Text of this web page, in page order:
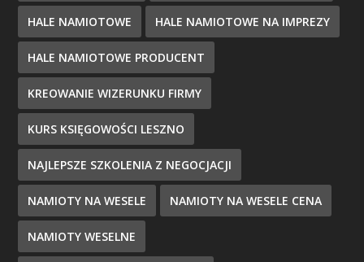
HALE NAMIOTOWE HALE NAMIOTOWE NA IMPREZY
HALE NAMIOTOWE PRODUCENT
KREOWANIE WIZERUNKU FIRMY
KURS KSIĘGOWOŚCI LESZNO
NAJLEPSZE SZKOLENIA Z NEGOCJACJI
NAMIOTY NA WESELE NAMIOTY NA WESELE CENA
NAMIOTY WESELNE